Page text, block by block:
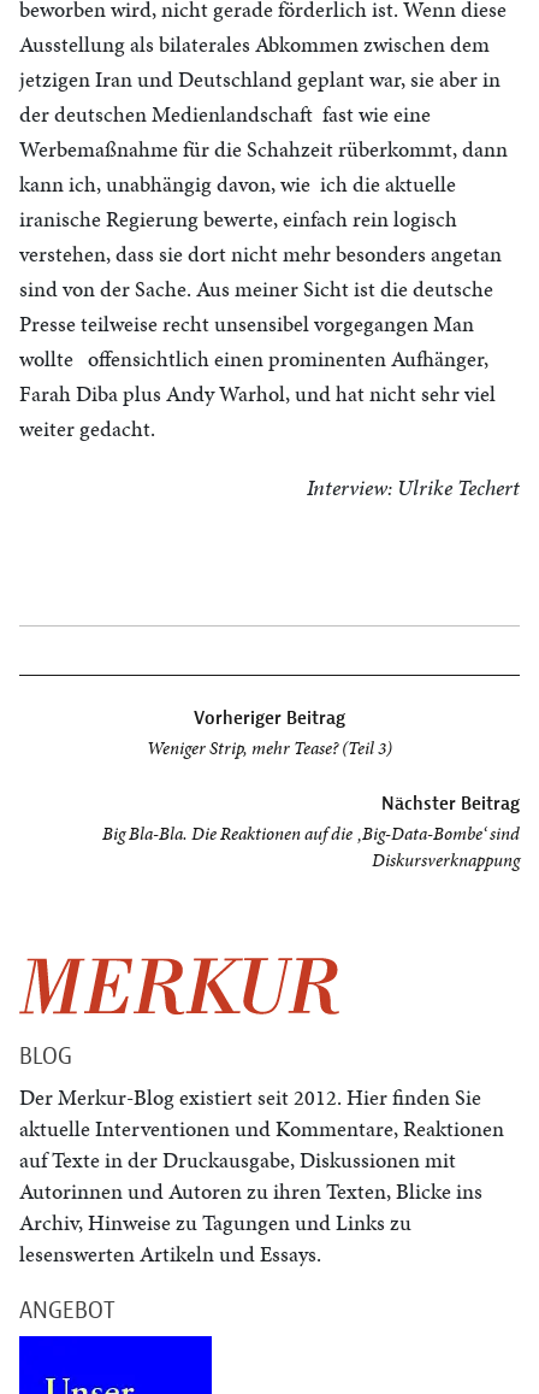
beworben wird, nicht gerade förderlich ist. Wenn diese
Ausstellung als bilaterales Abkommen zwischen dem
jetzigen Iran und Deutschland geplant war, sie aber in
der deutschen Medienlandschaft fast wie eine
Werbemaßnahme für die Schahzeit rüberkommt, dann
kann ich, unabhängig davon, wie ich die aktuelle
iranische Regierung bewerte, einfach rein logisch
verstehen, dass sie dort nicht mehr besonders angetan
sind von der Sache. Aus meiner Sicht ist die deutsche
Presse teilweise recht unsensibel vorgegangen Man
wollte offensichtlich einen prominenten Aufhänger,
Farah Diba plus Andy Warhol, und hat nicht sehr viel
weiter gedacht.
Interview: Ulrike Techert
Vorheriger Beitrag
Weniger Strip, mehr Tease? (Teil 3)
Nächster Beitrag
Big Bla-Bla. Die Reaktionen auf die ‚Big-Data-Bombe‘ sind
Diskursverknappung
BLOG
Der Merkur-Blog existiert seit 2012. Hier finden Sie
aktuelle Interventionen und Kommentare, Reaktionen
auf Texte in der Druckausgabe, Diskussionen mit
Autorinnen und Autoren zu ihren Texten, Blicke ins
Archiv, Hinweise zu Tagungen und Links zu
lesenswerten Artikeln und Essays.
ANGEBOT